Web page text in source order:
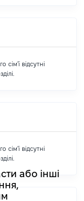
сім'ї відсутні
сім'ї відсутні
або інші